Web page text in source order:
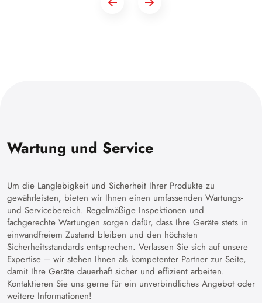
Wartung und Service
Um die Langlebigkeit und Sicherheit Ihrer Produkte zu
gewährleisten, bieten wir Ihnen einen umfassenden Wartungs-
und Servicebereich. Regelmäßige Inspektionen und
fachgerechte Wartungen sorgen dafür, dass Ihre Geräte stets in
einwandfreiem Zustand bleiben und den höchsten
Sicherheitsstandards entsprechen. Verlassen Sie sich auf unsere
Expertise – wir stehen Ihnen als kompetenter Partner zur Seite,
damit Ihre Geräte dauerhaft sicher und effizient arbeiten.
Kontaktieren Sie uns gerne für ein unverbindliches Angebot oder
weitere Informationen!